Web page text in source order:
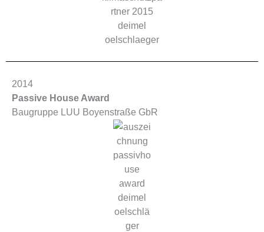
2014
Passive House Award
Baugruppe LUU Boyenstraße GbR